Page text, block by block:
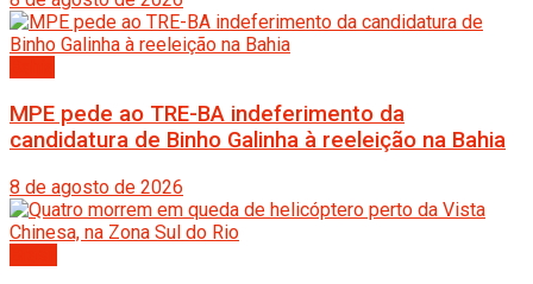
MPE pede ao TRE-BA indeferimento da
candidatura de Binho Galinha à reeleição na Bahia
8 de agosto de 2026